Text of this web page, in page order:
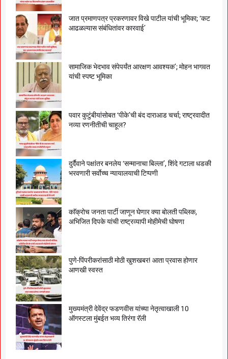
जात प्रमाणपत्र प्रकरणावर विखे पाटील यांची भूमिका; ‘कट
आढळल्यास संबंधितांवर कारवाई’
सामाजिक भेदभाव संपेपर्यंत आरक्षण आवश्यक’; मोहन भागवत
यांची स्पष्ट भूमिका
पवार कुटुंबीयांसोबत ‘पीके’ची बंद दाराआड चर्चा; राष्ट्रवादीत
नव्या रणनीतीची चाहूल?
दुर्दैवाने पक्षांतर बनलेय ‘सन्मानाचा बिल्ला’, शिंदे गटाला धडकी
भरवणारी सर्वाेच्च न्यायालयाची टिप्पणी
काॅक्राेच जनता पार्टी जाणून घेणार क्या बाेलती पब्लिक,
अभिजित दिपके यांची राष्ट्रव्यापी माेहीमेची घाेषणा
पुणे-पिंपरीकरांसाठी मोठी खुशखबर! आता प्रवास होणार
आणखी स्वस्त
मुख्यमंत्री देवेंद्र फडणवीस यांच्या नेतृत्वाखाली 10
ऑगस्टला मुंबईत भव्य तिरंगा रॅली